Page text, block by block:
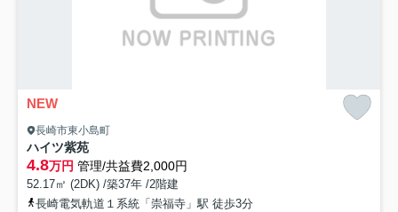
NEW
長崎市東小島町
ハイツ紫苑
4.8万円 管理/共益費2,000円
52.17㎡ (2DK) /築37年 /2階建
長崎電気軌道１系統「崇福寺」駅 徒歩3分